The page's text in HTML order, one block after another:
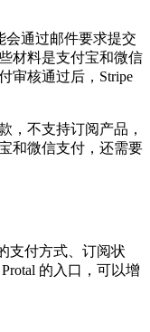
会通过邮件要求提交
材料是支付宝和微信
审核通过后，Stripe
，不支持订阅产品，
和微信支付，还需要
支付方式、订阅状
的入口，可以增